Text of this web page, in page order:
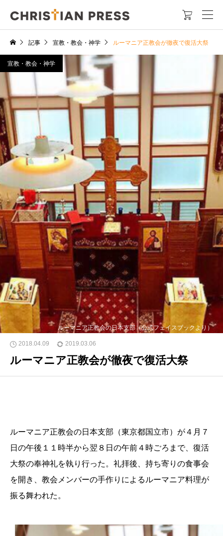

記事 宣教・教会・神学 ルーマニア正教会が徹夜で復活大祭
ルーマニア正教会の日本支部（公式フェイスブックより）
宣教・教会・神学
2018.04.09 2019.03.06
ルーマニア正教会が徹夜で復活大祭
ルーマニア正教会の日本支部（東京都国立市）が４月７
日の午後１１時半から翌８日の午前４時ごろまで、復活
大祭の奉神礼を執り行った。礼拝後、持ち寄りの食事会
を開き、教会メンバーの手作りによるルーマニア料理が
振る舞われた。